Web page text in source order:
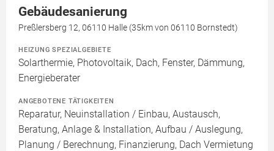
Gebäudesanierung
Preßlersberg 12, 06110 Halle (35km von 06110 Bornstedt)
HEIZUNG SPEZIALGEBIETE
Solarthermie, Photovoltaik, Dach, Fenster, Dämmung,
Energieberater
ANGEBOTENE TÄTIGKEITEN
Reparatur, Neuinstallation / Einbau, Austausch,
Beratung, Anlage & Installation, Aufbau / Auslegung,
Planung / Berechnung, Finanzierung, Dach Vermietung